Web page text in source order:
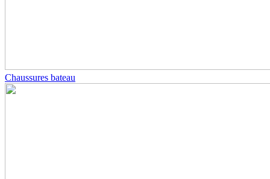
Chaussures bateau